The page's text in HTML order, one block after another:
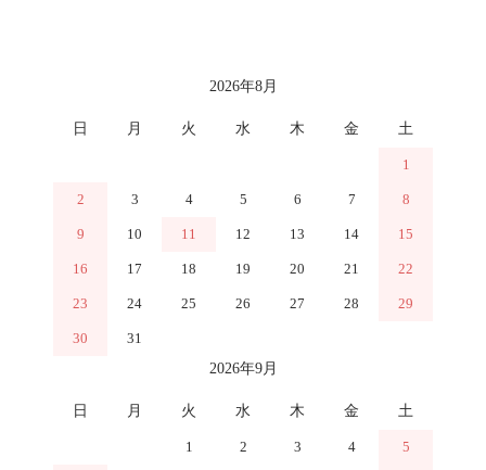
2026年8月
日 月 火 水 木 金 土
1
2 3 4 5 6 7 8
9 10 11 12 13 14 15
16 17 18 19 20 21 22
23 24 25 26 27 28 29
30
31
2026年9月
日 月 火 水 木 金 土
1 2 3 4 5